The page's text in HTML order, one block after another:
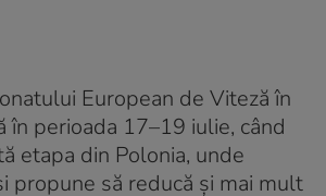
European de Viteză în
în perioada 17–19 iulie, când
etapa din Polonia, unde
propune să reducă și mai mult